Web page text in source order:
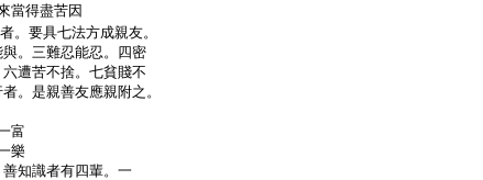
當得盡苦因
。要具七法方成親友。
。三難忍能忍。四密
遭苦不捨。七貧賤不
。是親善友應親附之。
富
樂
知識者有四輩。一